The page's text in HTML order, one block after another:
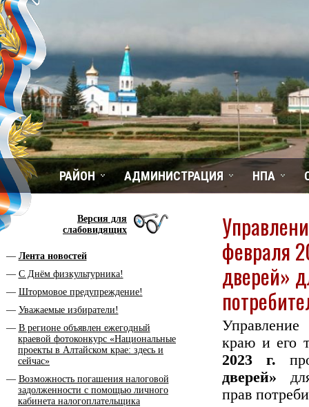
РАЙОН АДМИНИСТРАЦИЯ НПА
Версия для
слабовидящих
Лента новостей
С Днём физкультурника!
Штормовое предупреждение!
Уважаемые избиратели!
В регионе объявлен ежегодный
краевой фотоконкурс «Национальные
проекты в Алтайском крае: здесь и
сейчас»
Возможность погашения налоговой
задолженности с помощью личного
кабинета налогоплательщика
февраля
дверей»
краю и его
2023 г.
дверей»
прав